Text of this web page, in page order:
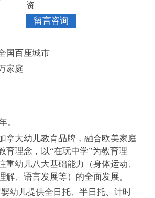
资
留言咨询
国百座城市
家庭
。
拿大幼儿教育品牌，融合欧美家庭
育理念，以“在玩中学”为教育理
重幼儿八大基础能力（身体运动、
解、语言发展等）的全面发展‌。
幼儿提供全日托、半日托、计时